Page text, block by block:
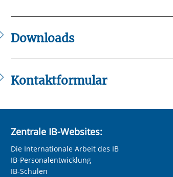
Downloads
Kontaktformular
Keine Angabe
Frau
Herr
Zentrale IB-Websites:
Die Internationale Arbeit des IB
IB-Personalentwicklung
IB-Schulen